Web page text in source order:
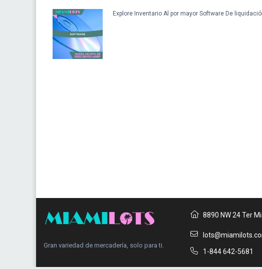
Explore Inventario Al por mayor Software De
Gran variedad de mercadería, solo para ti.
8890 NW 24 Ter
1-844 642-5681